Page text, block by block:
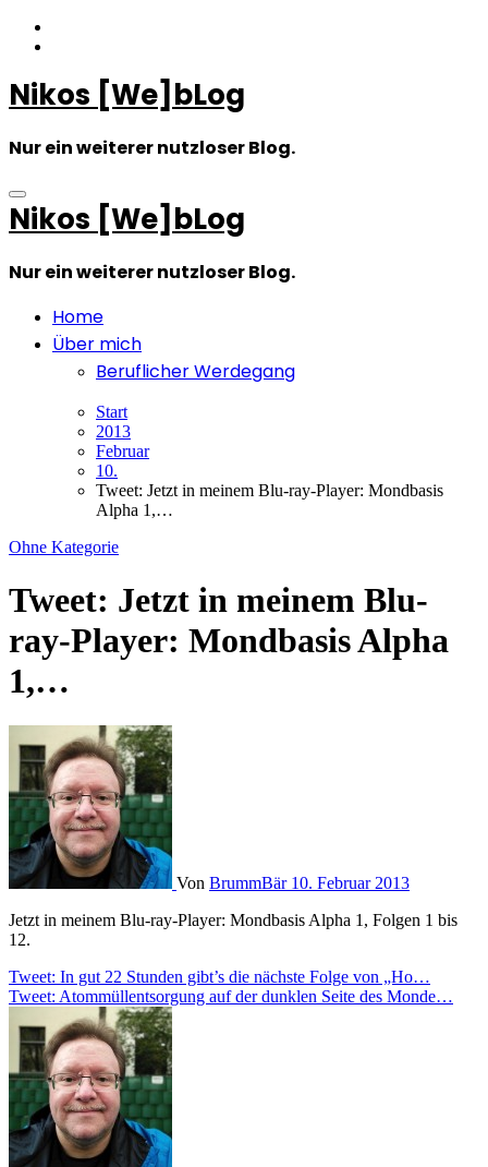
Zum
Inhalt
Nikos [We]bLog
Nur ein weiterer nutzloser Blog.
Nikos [We]bLog
Nur ein weiterer nutzloser Blog.
Home
Über mich
Beruflicher Werdegang
Start
2013
Februar
10.
Tweet: Jetzt in meinem Blu-ray-Player: Mondbasis
Alpha 1,…
Ohne Kategorie
Tweet: Jetzt in meinem Blu-
ray-Player: Mondbasis Alpha
1,…
Von BrummBär 10. Februar 2013
Jetzt in meinem Blu-ray-Player: Mondbasis Alpha 1, Folgen 1 bis
12.
Beitragsnavigation
Tweet: In gut 22 Stunden gibt’s die nächste Folge von „Ho…
Tweet: Atommüllentsorgung auf der dunklen Seite des Monde…